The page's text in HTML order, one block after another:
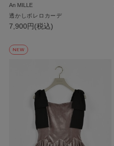
An MILLE
透かしボレロカーデ
7,900円(税込)
NEW